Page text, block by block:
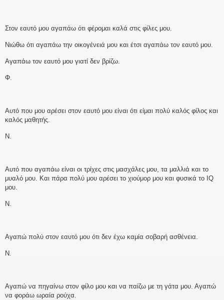
Στον εαυτό μου αγαπάω ότι φέρομαι καλά στις φίλες μου.
Νιώθω ότι αγαπάω την οικογένειά μου και έτσι αγαπάω τον εαυτό μου.
Αγαπάω τον εαυτό μου γιατί δεν βρίζω.
Φ.
Αυτό που μου αρέσει στον εαυτό μου είναι ότι είμαι πολύ καλός φίλος και
καλός μαθητής.
Ν.
Αυτό που αγαπάω είναι οι τρίχες στις μασχάλες μου, τα μαλλιά και το
μυαλό μου. Και πάρα πολύ μου αρέσει το χιούμορ μου και φυσικά το IQ
μου.
Ν.
Αγαπώ πολύ στον εαυτό μου ότι δεν έχω καμία σοβαρή ασθένεια.
Ν.
Αγαπώ να πηγαίνω στον φίλο μου και να παίζω με τη γάτα μου. Αγαπώ
να φοράω ωραία ρούχα.